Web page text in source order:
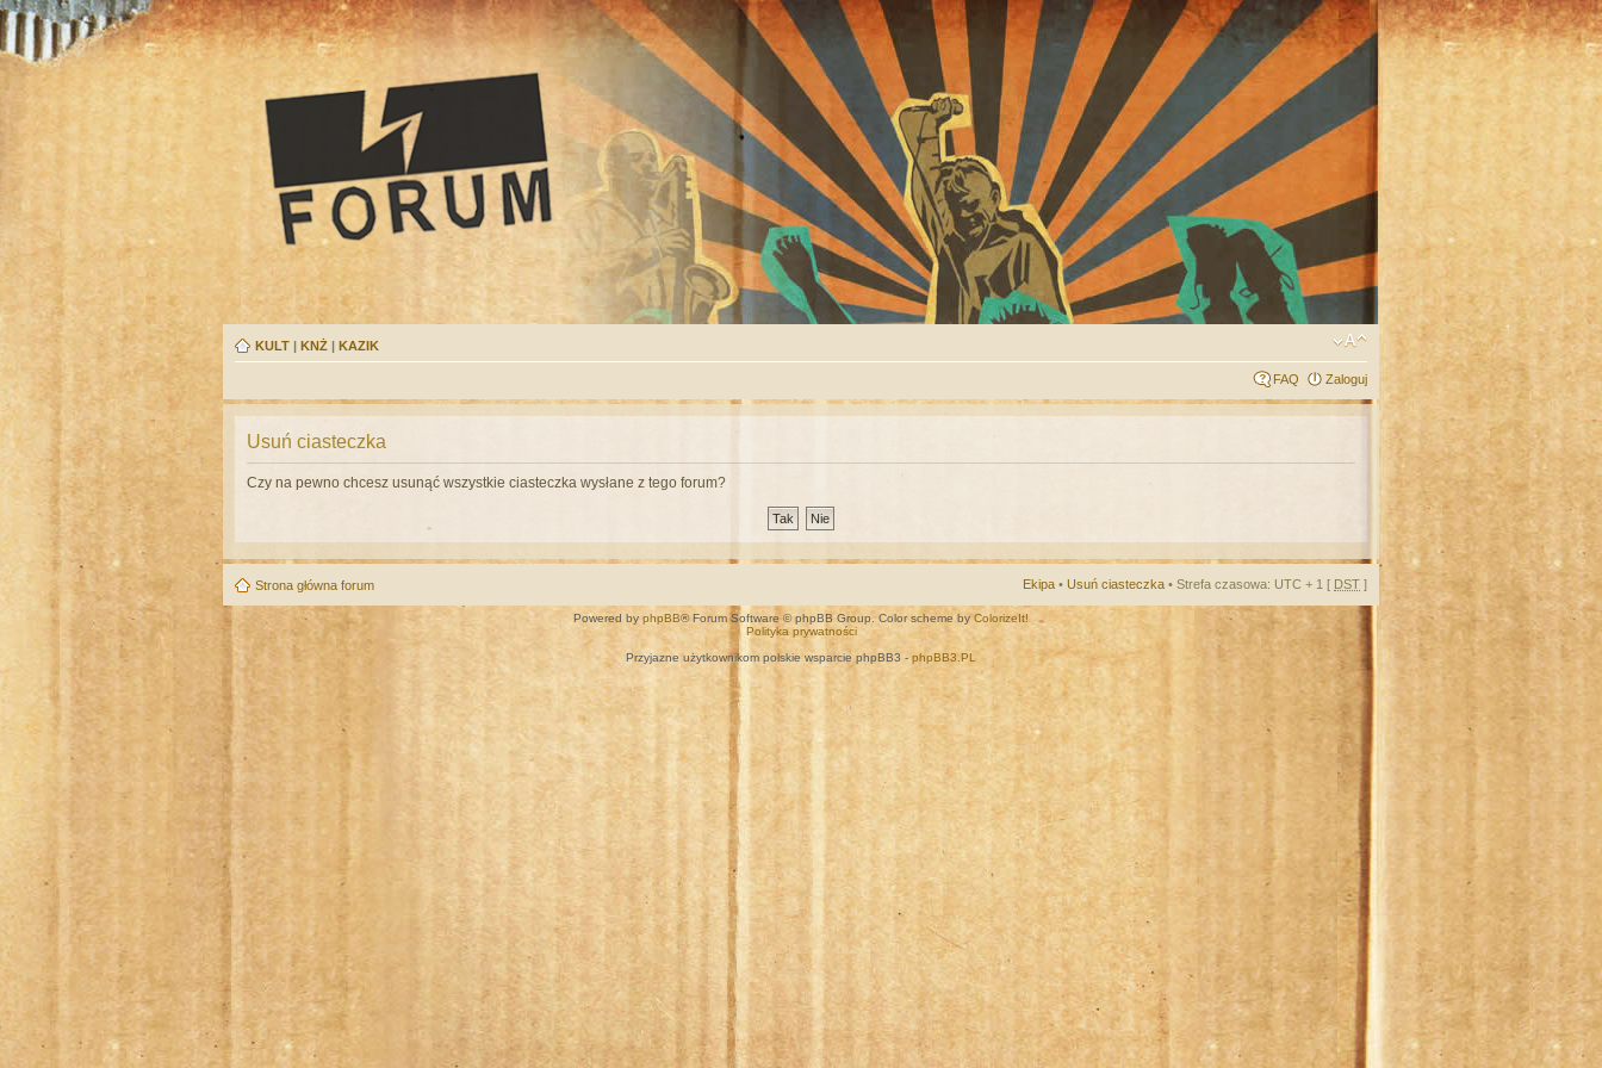
KULT | KNŻ | KAZIK
FAQ Zaloguj
Usuń ciasteczka
Czy na pewno chcesz usunąć wszystkie ciasteczka wysłane z tego forum?
Strona główna forum Ekipa • Usuń ciasteczka • Strefa czasowa: UTC + 1 [ DST ]
Powered by phpBB® Forum Software © phpBB Group. Color scheme byColorizeIt!
Polityka prywatności
Przyjazne użytkownikom polskie wsparcie phpBB3 -phpBB3.PL